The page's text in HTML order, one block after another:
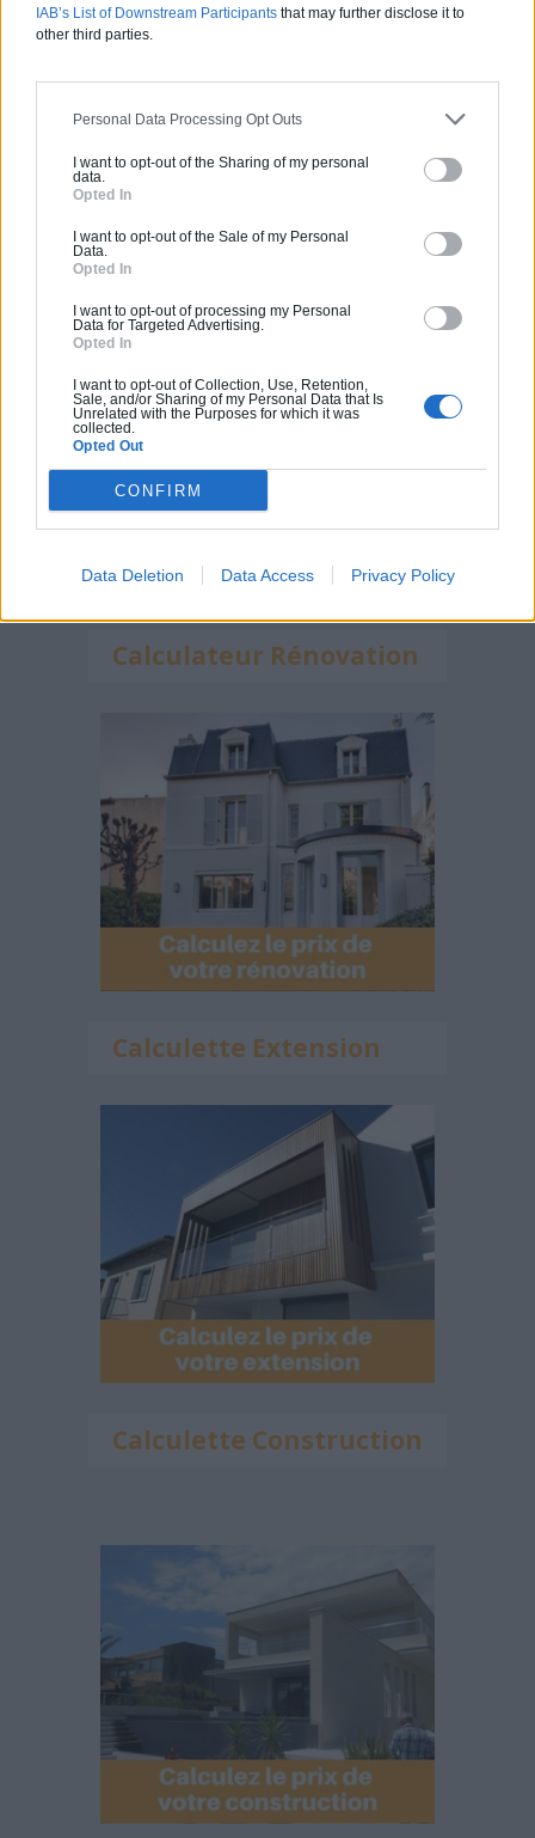
IAB’s List of Downstream Participants that may further disclose it to
other third parties.
Personal Data Processing Opt Outs
I want to opt-out of the Sharing of my personal
data.
Opted In
I want to opt-out of the Sale of my Personal
Data.
Opted In
I want to opt-out of processing my Personal
Data for Targeted Advertising.
Opted In
I want to opt-out of Collection, Use, Retention,
Sale, and/or Sharing of my Personal Data that Is
Unrelated with the Purposes for which it was
collected.
Opted Out
CONFIRM
Data Deletion Data Access Privacy Policy
extérieure de sa maison ?
conseils pour garder sa maison au
Comment rénover l’entrée de son
domicile ?
Suivez-nous !
Calculateur Rénovation
Calculette Extension
Calculette Construction